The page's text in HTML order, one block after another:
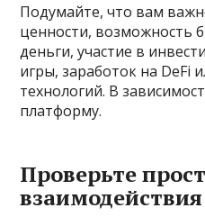
Подумайте, что вам
ценности, возможность
деньги, участие в
игры, заработок на DeFi
технологий. В
платформу.
Проверьте
взаимодействия